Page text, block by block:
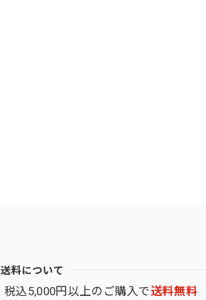
送料について
税込5,000円以上のご購入で送料無料